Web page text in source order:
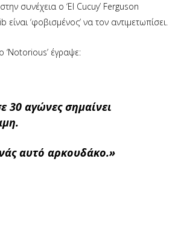
συνέχεια ο ‘El Cucuy’ Ferguson
‘φοβισμένος’ να τον αντιμετωπίσει.
‘Notorious’ έγραψε:
30 αγώνες σημαίνει
αυτό αρκουδάκο.»